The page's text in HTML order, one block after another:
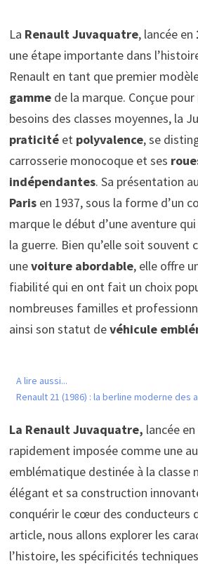
La Renault Juvaquatre, lancée en
une étape importante dans
Renault en tant que premier
gammede la marque. Conçue pour
besoins des classes moyennes, la
praticitéet polyvalence, se
carrosserie monocoque et ses
indépendantes. Sa présentation au
Parisen 1937, sous la forme d’un
marque le début d’une aventure
la guerre. Bien qu’elle soit souvent
unevoiture abordable, elle offre
fiabilité qui en ont fait un choix
nombreuses familles et
ainsi son statut devéhicule
A lire aussi...
Renault 21 (1986) : la berline moderne des
La Renault Juvaquatre, lancée
rapidement imposée comme une
emblématique destinée à la classe
élégant et sa construction
conquérir le cœur des conducteurs
article, nous allons explorer les
l’histoire, les spécificités